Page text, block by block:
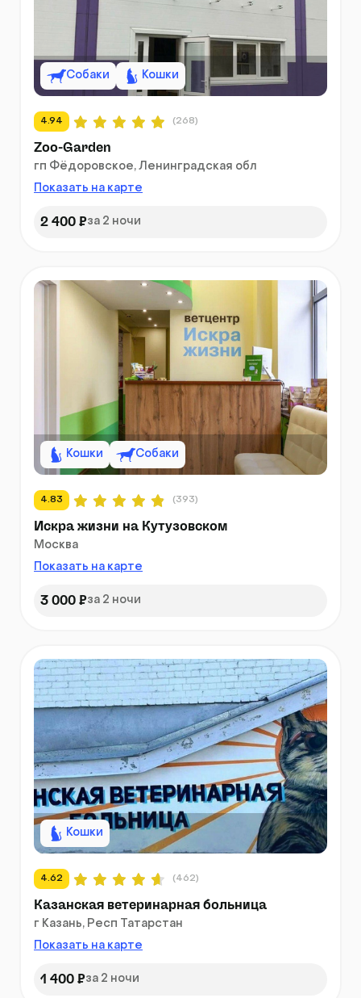
Собаки Кошки
4.94 (268)
Zoo-Garden
гп Фёдоровское, Ленинградская обл
Показать на карте
2 400 ₽за 2 ночи
Кошки Собаки
4.83 (393)
Искра жизни на Кутузовском
Москва
Показать на карте
3 000 ₽за 2 ночи
Кошки
4.62 (462)
Казанская ветеринарная больница
г Казань, Респ Татарстан
Показать на карте
1 400 ₽за 2 ночи